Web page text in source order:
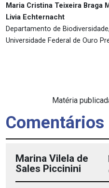
Maria Cristina Teixeira Braga
Livia Echternacht
Departamento de
Universidade Federal de Ouro
Matéria
Comentários
Marina Vilela de
Sales Piccinini